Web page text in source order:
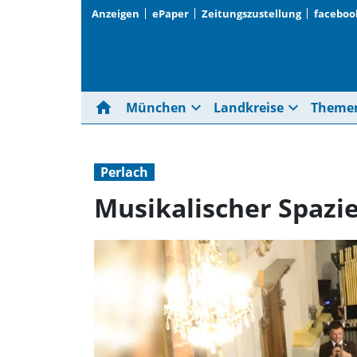
Anzeigen ePaper Zeitungszustellung
home München expand_more Landkreise expand_more
Perlach
Musikalischer